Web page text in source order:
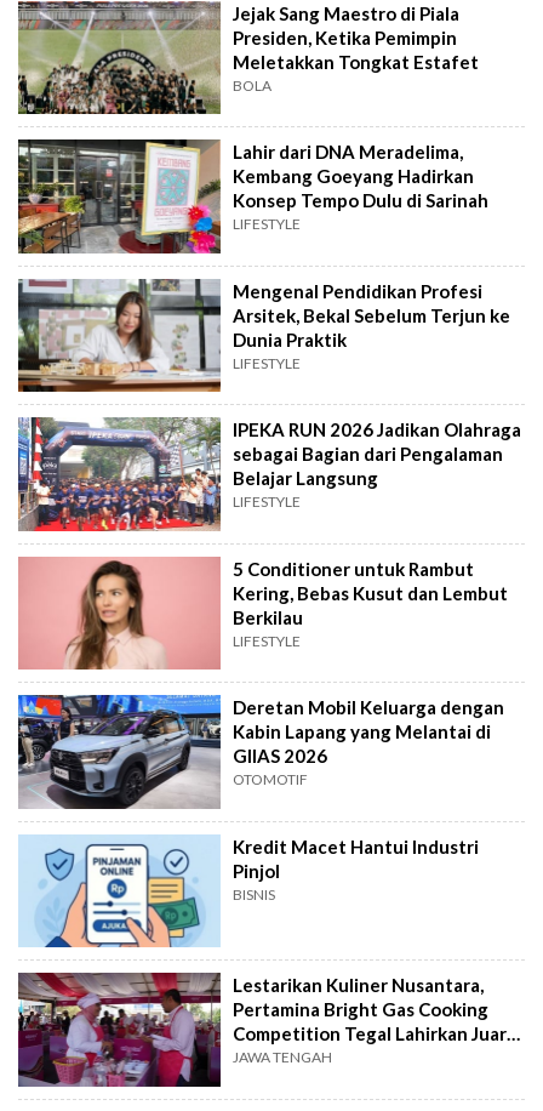
Jejak Sang Maestro di Piala
Presiden, Ketika Pemimpin
Meletakkan Tongkat Estafet
BOLA
Lahir dari DNA Meradelima,
Kembang Goeyang Hadirkan
Konsep Tempo Dulu di Sarinah
LIFESTYLE
Mengenal Pendidikan Profesi
Arsitek, Bekal Sebelum Terjun ke
Dunia Praktik
LIFESTYLE
IPEKA RUN 2026 Jadikan Olahraga
sebagai Bagian dari Pengalaman
Belajar Langsung
LIFESTYLE
5 Conditioner untuk Rambut
Kering, Bebas Kusut dan Lembut
Berkilau
LIFESTYLE
Deretan Mobil Keluarga dengan
Kabin Lapang yang Melantai di
GIIAS 2026
OTOMOTIF
Kredit Macet Hantui Industri
Pinjol
BISNIS
Lestarikan Kuliner Nusantara,
Pertamina Bright Gas Cooking
Competition Tegal Lahirkan Juara
Baru
JAWA TENGAH